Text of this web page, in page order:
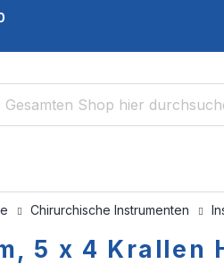
Chirurchische Instrumenten
5 x 4 Krallen